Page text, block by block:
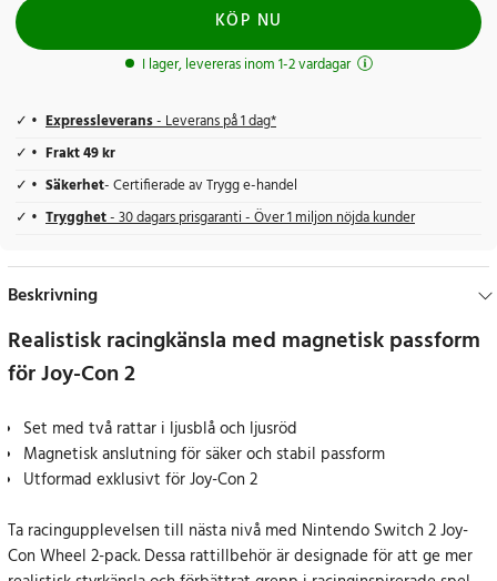
KÖP NU
I lager, levereras inom 1-2 vardagar
Expressleverans- Leverans på 1 dag*
Frakt 49 kr
Säkerhet- Certifierade av Trygg e-handel
Trygghet- 30 dagars prisgaranti - Över 1 miljon nöjda kunder
Beskrivning
Realistisk racingkänsla med magnetisk passform
för Joy-Con 2
Set med två rattar i ljusblå och ljusröd
Magnetisk anslutning för säker och stabil passform
Utformad exklusivt för Joy-Con 2
Ta racingupplevelsen till nästa nivå med Nintendo Switch 2 Joy-
Con Wheel 2-pack. Dessa rattillbehör är designade för att ge mer